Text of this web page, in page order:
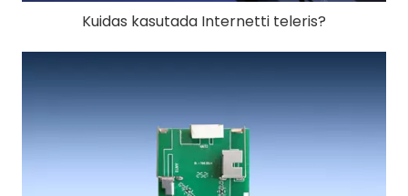
Kuidas kasutada Internetti teleris?